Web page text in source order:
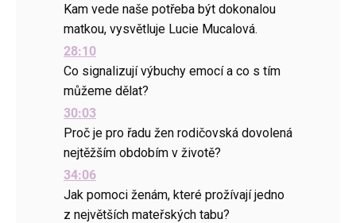
Kam vede naše potřeba být dokonalou
matkou, vysvětluje Lucie Mucalová.
28:10
Co signalizují výbuchy emocí a co s tím
můžeme dělat?
30:03
Proč je pro řadu žen rodičovská dovolená
nejtěžším obdobím v životě?
34:06
Jak pomoci ženám, které prožívají jedno
z největších mateřských tabu?